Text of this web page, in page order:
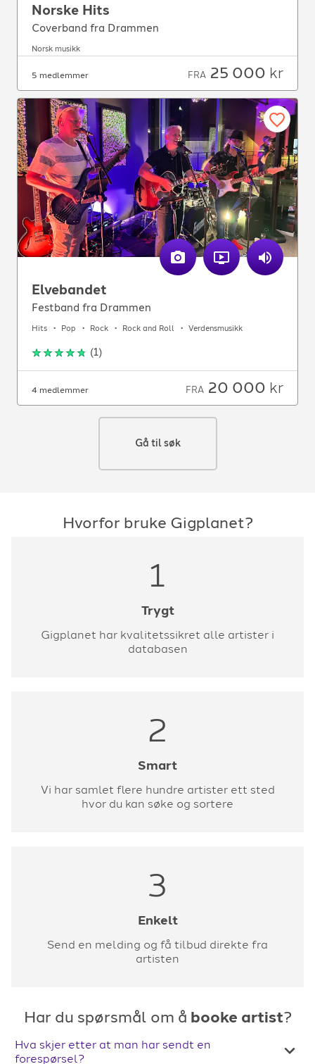
Norske Hits
Coverband fra Drammen
Norsk musikk
5 medlemmer FRA 25 000 kr
Elvebandet
Festband fra Drammen
Hits Pop Rock Rock and Roll Verdensmusikk
(1)
4 medlemmer FRA 20 000 kr
Gå til søk
Hvorfor bruke Gigplanet?
1
Trygt
Gigplanet har kvalitetssikret alle artister i
databasen
2
Smart
Vi har samlet flere hundre artister ett sted
hvor du kan søke og sortere
3
Enkelt
Send en melding og få tilbud direkte fra
artisten
Har du spørsmål om å booke artist?
Hva skjer etter at man har sendt en
forespørsel?